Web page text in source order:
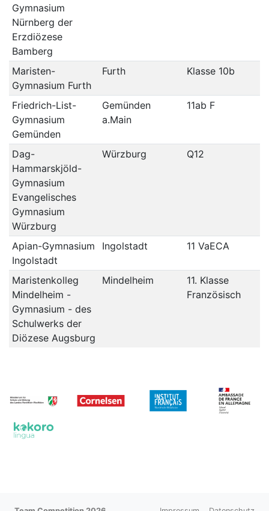
Gymnasium
Nürnberg der
Erzdiözese
Bamberg
Maristen-
Gymnasium Furth
Furth Klasse 10b
Friedrich-List-
Gymnasium
Gemünden
Gemünden
a.Main
11ab F
Dag-
Hammarskjöld-
Gymnasium
Evangelisches
Gymnasium
Würzburg
Würzburg Q12
Apian-Gymnasium
Ingolstadt
Ingolstadt 11 VaECA
Maristenkolleg
Mindelheim -
Gymnasium - des
Schulwerks der
Diözese Augsburg
Mindelheim
11. Klasse
Französisch